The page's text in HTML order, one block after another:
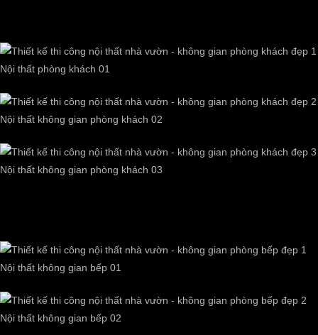
Nội thất phòng khách 01
Nội thất không gian phòng khách 02
Nội thất không gian phòng khách 03
Nội thất không gian bếp 01
Nội thất không gian bếp 02